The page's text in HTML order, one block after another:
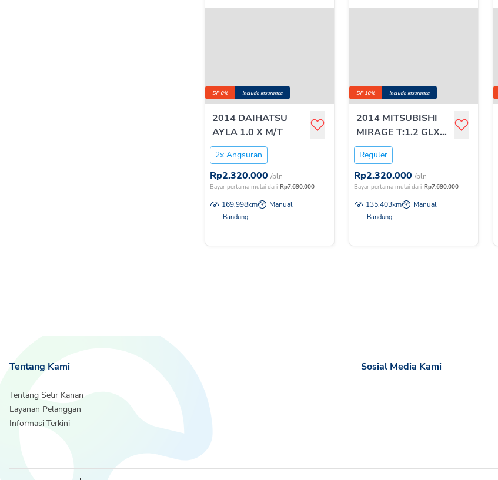
DP 0% Include Insurance
2014 DAIHATSU
AYLA 1.0 X M/T
2x Angsuran
Rp2.320.000 /bln
Bayar pertama mulai dari Rp7.690.000
169.998km Manual
Bandung
DP 10% Include Insurance
2014 MITSUBISHI
MIRAGE T:1.2 GLX
M/T
Reguler
Rp2.320.000 /bln
Bayar pertama mulai dari Rp7.690.000
135.403km Manual
Bandung
Tentang Kami
Tentang Setir Kanan
Layanan Pelanggan
Informasi Terkini
Sosial Media Kami